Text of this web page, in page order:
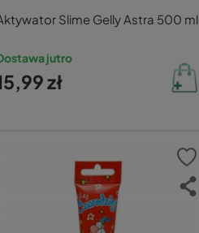
Slime Gelly Astra 500 ml
jutro
zł